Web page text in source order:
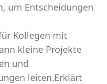
um Entscheidungen
Kollegen mit
kleine Projekte
und
leiten.Erklärt